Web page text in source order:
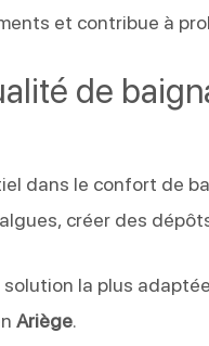
et contribue à
de
dans le confort de
créer des
la plus
Ariège.